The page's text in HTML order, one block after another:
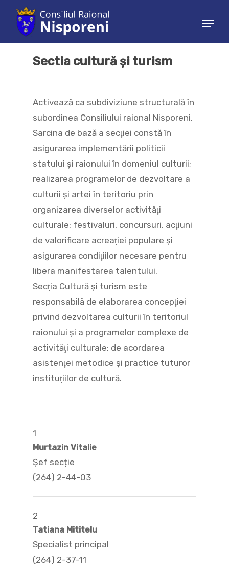
Hit enter to search or ESC to close
Sectia cultură și turism
Activează ca subdiviziune structurală în
subordinea Consiliului raional Nisporeni.
Sarcina de bază a secţiei constă în
asigurarea implementării politicii
statului şi raionului în domeniul culturii;
realizarea programelor de dezvoltare a
culturii şi artei în teritoriu prin
organizarea diverselor activităţi
culturale: festivaluri, concursuri, acţiuni
de valorificare acreaţiei populare şi
asigurarea condiţiilor necesare pentru
libera manifestarea talentului.
Secţia Cultură și turism este
responsabilă de elaborarea concepţiei
privind dezvoltarea culturii în teritoriul
raionului şi a programelor complexe de
activităţi culturale; de acordarea
asistenţei metodice şi practice tuturor
instituţiilor de cultură.
1
Murtazin Vitalie
Șef secție
(264) 2-44-03
2
Tatiana Mititelu
Specialist principal
(264) 2-37-11